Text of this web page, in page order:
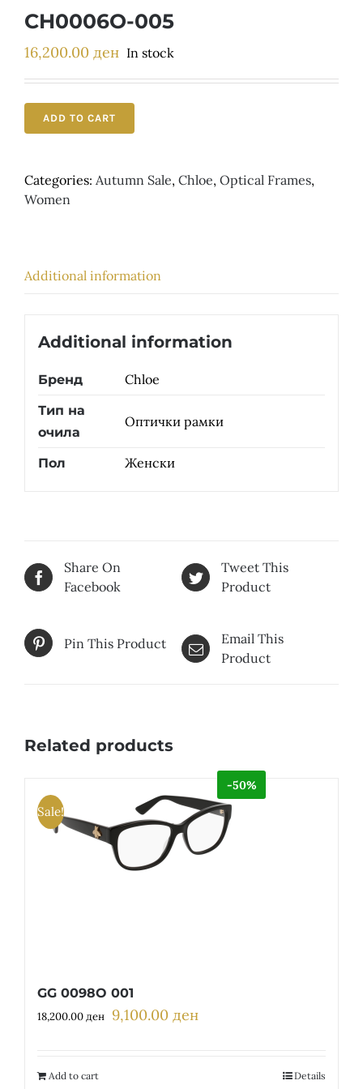
CH0006O-005
16,200.00 ден In stock
ADD TO CART
Categories: Autumn Sale, Chloe, Optical Frames,
Women
Additional information
Additional information
Бренд Chloe
Тип на
очила
Оптички рамки
Пол Женски
Share On
Facebook
Tweet This
Product
Pin This Product
Email This
Product
Related products
Sale!
-50%
GG 0098O 001
18,200.00ден Original
9,100.00 денCurrent
Add to cart Details